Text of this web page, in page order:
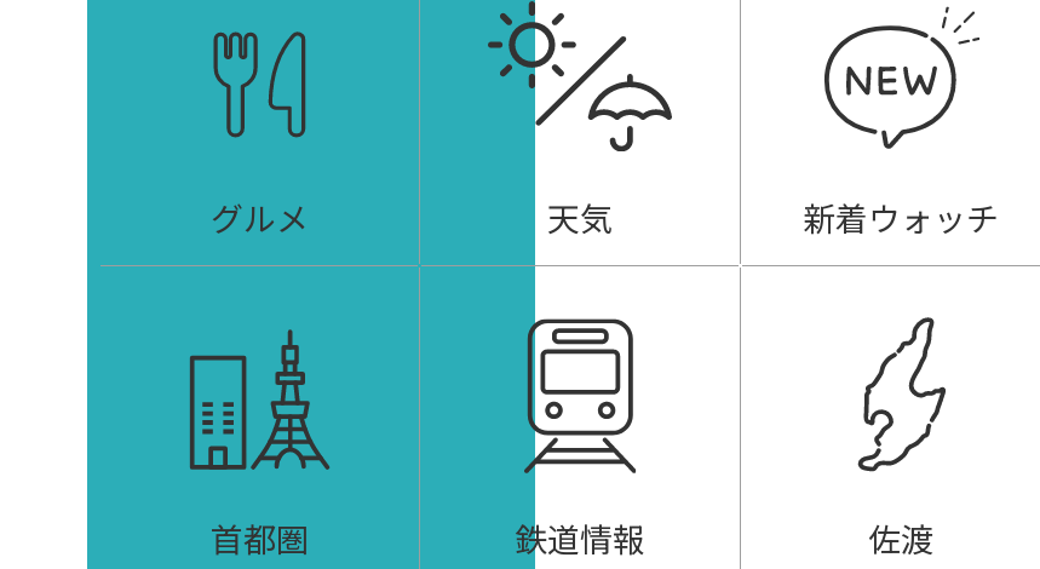
グルメ 天気 新着ウォッチ
首都圏 鉄道情報 佐渡